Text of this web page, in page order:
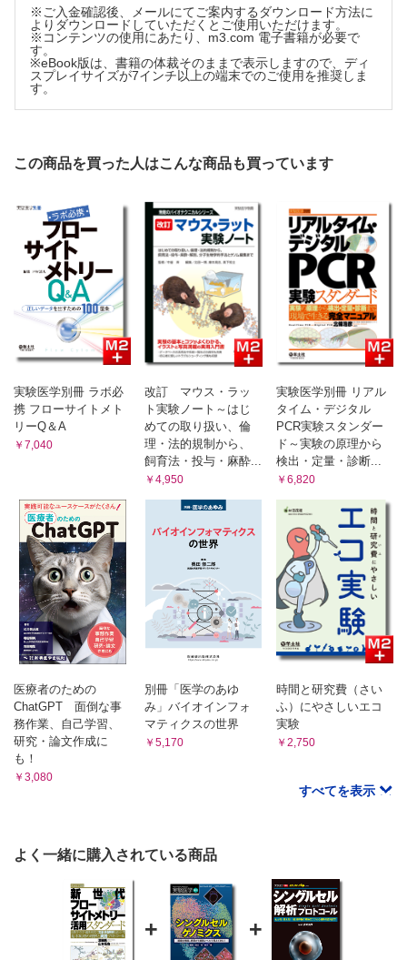
ー解析［杉山大介，西川博嘉］
2 創薬における薬剤スクリーニングのためのフローサイトメ
ーターを用いた細胞内シグナル分子解析［升田雄士，長束佑
太，野木森拓人］
3 造血器腫瘍におけるマルチカラーフローサイトメトリー検
多江龍亮，茶本健司］
6 脳内免疫細胞のフローサイトメトリー解析［伊藤美菜子，
7 外科手術後がん組織検体を用いたがん微小環境の多重染色
ハイパラメーター解析［村上弘大，秋田裕史］
8 非臨床試験における非ヒト霊長類検体を用いた免疫学的解
析［野木森拓人］
第3章 フローサイトメトリーの未来
1 BD FACSymphony S6を用いた抗原特異的B 細胞ソーティ
ング［森山彩野，高橋宜聖］
2 Cytek Auroraを用いた抗原特異的T細胞表現型解析［森田
元，岩本弥生，Edmond Chua，上野英樹］
4 スペクトル型セルアナライザー［黒山絢香，林 義治］
5 フローサイトメーターを用いたエクソソームの解析［吉田
孟史，華山力成］
6 機械学習を用いたFCMデータ解析 ～次元圧縮手法の原理と
事例［芳村美佳，林 哲太郎，二階堂 愛］
座談会
コアラボマネージャーに訊くFCMの落とし穴と成功のコツ［清
田 純，石井有実子，與座法子］
索引
執筆者一覧
※ご入金確認後、メールにてご案内するダウンロード方法に
よりダウンロードしていただくとご使用いただけます。
※コンテンツの使用にあたり、m3.com 電子書籍が必要で
す。
※eBook版は、書籍の体裁そのままで表示しますので、ディ
スプレイサイズが7インチ以上の端末でのご使用を推奨しま
す。
この商品を買った人はこんな商品も買っています
実験医学別冊 ラボ必
携 フローサイトメト
リーQ＆A
￥7,040
改訂 マウス・ラッ
ト実験ノート～はじ
めての取り扱い、倫
理・法的規制から、
飼育法・投与・麻酔...
￥4,950
実験医学別冊 リアル
タイム・デジタル
PCR実験スタンダー
ド～実験の原理から
検出・定量・診断...
￥6,820
医療者のための
ChatGPT 面倒な事
務作業、自己学習、
研究・論文作成に
も！
￥3,080
別冊「医学のあゆ
み」バイオインフォ
マティクスの世界
￥5,170
時間と研究費（さい
ふ）にやさしいエコ
実験
￥2,750
すべてを表示
よく一緒に購入されている商品
+ +